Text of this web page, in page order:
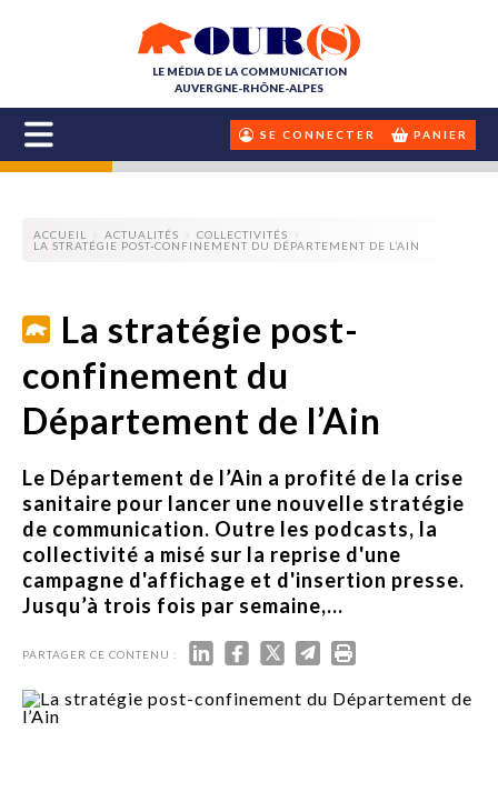
LE MÉDIA DE LA COMMUNICATION
AUVERGNE-RHÔNE-ALPES
SE CONNECTER PANIER
ACCUEIL ACTUALITÉS
COLLECTIVITÉS
LA STRATÉGIE POST-CONFINEMENT DU DÉPARTEMENT DE L’AIN
La stratégie post-
confinement du
Département de l’Ain
Le Département de l’Ain a profité de la crise
sanitaire pour lancer une nouvelle stratégie
de communication. Outre les podcasts, la
collectivité a misé sur la reprise d'une
campagne d'affichage et d'insertion presse.
Jusqu’à trois fois par semaine,...
PARTAGER CE CONTENU :